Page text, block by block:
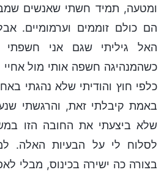
ומטעה, תמיד חשתי שאנשים
הם כולם זוממים וערמומיים.
האל גיליתי שגם אני חשפתי
כשהמנהיגה חשפה אותי מול אחיי
כלפי חוץ והודיתי שלא נהגתי
באמת קיבלתי זאת, והרגשתי
שלא ביצעתי את החובה הזו
לסלוח לי על הבעיות האלה.
בצורה כה ישירה בכינוס, מבלי